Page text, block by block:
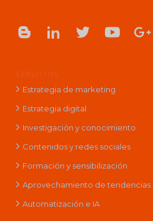
SERVICIOS
Estrategia de marketing
Estrategia digital
Investigación y conocimiento
Contenidos y redes sociales
Formación y sensibilización
Aprovechamiento de tendencias
Automatización e IA